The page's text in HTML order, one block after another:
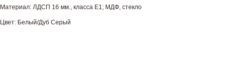
Материал: ЛДСП 16 мм., класса Е1; МДФ, стекло
Цвет: Белый/Дуб Серый